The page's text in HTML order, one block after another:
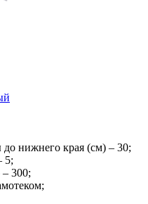
нижнего края (см) – 30;
5;
300;